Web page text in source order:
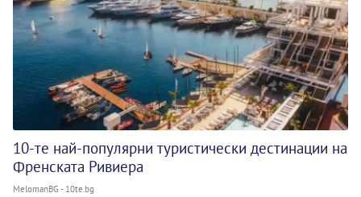
10-те най-популярни туристически дестинации на
Френската Ривиера
MelomanBG - 10te.bg